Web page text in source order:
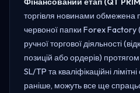
торгівля новинами обмежена
червоної папки Forex Factory
ручної торгової діяльності
позицій або ордерів)
SL/TP та кваліфікаційні
раніше, можуть все ще